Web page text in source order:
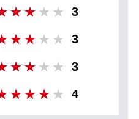
3
3
3
4